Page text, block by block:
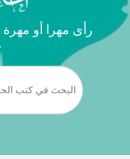
رأى مهرا أو